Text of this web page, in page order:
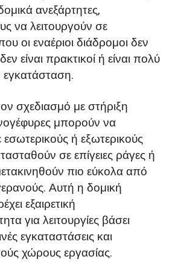
ανεξάρτητες,
να λειτουργούν σε
οι εναέριοι διάδρομοι δεν
είναι πρακτικοί ή είναι πολύ
σχεδιασμό με στήριξη
μπορούν να
ή εξωτερικούς
σε επίγειες ράγες ή
πιο εύκολα από
Αυτή η δομική
εξαιρετική
για λειτουργίες βάσει
εγκαταστάσεις και
χώρους εργασίας.